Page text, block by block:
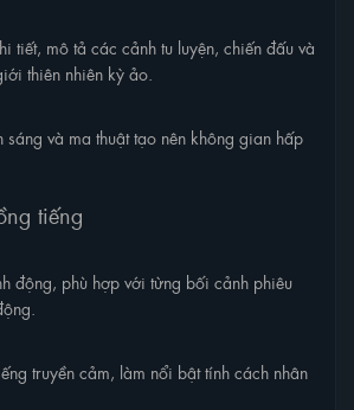
tiết, mô tả các cảnh tu luyện, chiến đấu và
thiên nhiên kỳ ảo.
sáng và ma thuật tạo nên không gian hấp
tiếng
động, phù hợp với từng bối cảnh phiêu
truyền cảm, làm nổi bật tính cách nhân